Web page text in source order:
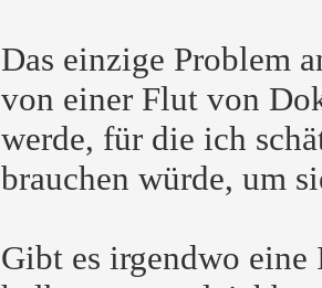
Das einzige Problem
von einer Flut von
werde, für die ich
brauchen würde, um
Gibt es irgendwo